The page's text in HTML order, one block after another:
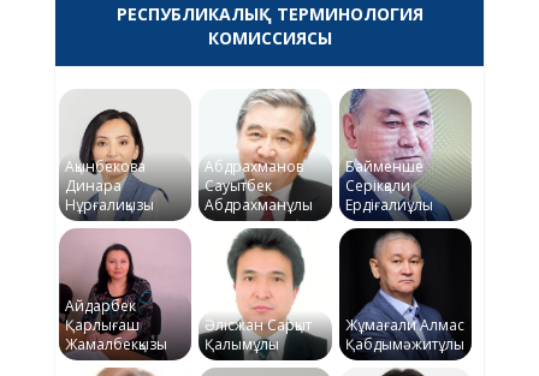
РЕСПУБЛИКАЛЫҚ ТЕРМИНОЛОГИЯ
КОМИССИЯСЫ
Ақынбекова
Динара
Нұрғалиқызы
Абдрахманов
Сауытбек
Абдрахманұлы
Байменше
Серікқали
Ердіғалиұлы
Айдарбек
Қарлығаш
Жамалбекқызы
Әлісжан Сарқыт
Қалымұлы
Жұмағали Алмас
Қабдымәжитұлы